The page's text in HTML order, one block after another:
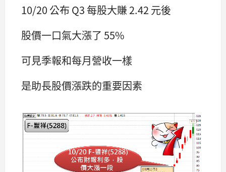
10/20 公布 Q3 每股大賺 2.42 元後
股價一口氣大漲了 55%
可見季報和每月營收一樣
是助長股價漲跌的重要因素